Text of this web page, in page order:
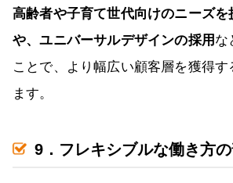
高齢者や子育て世代向けのニーズを
や、ユニバーサルデザインの採用 な
ことで、より幅広い顧客層を獲得す
ます。
9．フレキシブルな働き方の